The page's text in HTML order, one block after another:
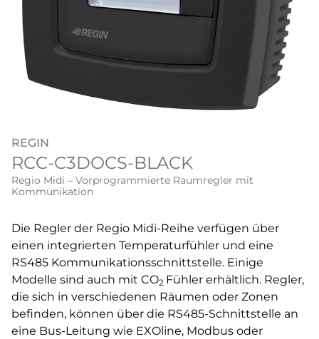
REGIN
RCC-C3DOCS-BLACK
Regio Midi – Vorprogrammierte Raumregler mit
Kommunikation
Die Regler der Regio Midi-Reihe verfügen über
einen integrierten Temperaturfühler und eine
RS485 Kommunikationsschnittstelle. Einige
Modelle sind auch mit CO2 Fühler erhältlich. Regler,
die sich in verschiedenen Räumen oder Zonen
befinden, können über die RS485-Schnittstelle an
eine Bus-Leitung wie EXOline, Modbus oder